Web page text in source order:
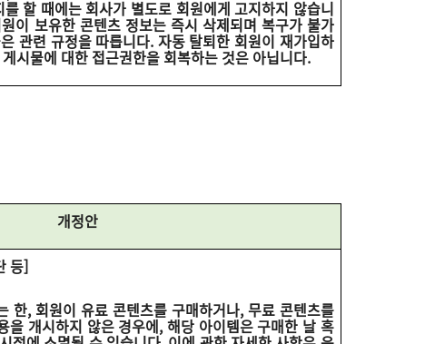
할 때에는 회사가 별도로 회원에게 고지하지 않습니
이 보유한 콘텐츠 정보는 즉시 삭제되며 복구가 불가
관련 규정을 따릅니다. 자동 탈퇴한 회원이 재가입하
시물에 대한 접근권한을 회복하는 것은 아닙니다.
개정안
등]
, 회원이 유료 콘텐츠를 구매하거나, 무료 콘텐츠를
을 개시하지 않은 경우에, 해당 아이템은 구매한 날 혹